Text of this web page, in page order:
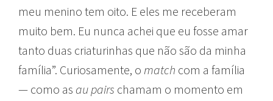
meu menino tem oito. E eles me receberam
muito bem. Eu nunca achei que eu fosse amar
tanto duas criaturinhas que não são da minha
família”. Curiosamente, o match com a família
— como as au pairs chamam o momento em